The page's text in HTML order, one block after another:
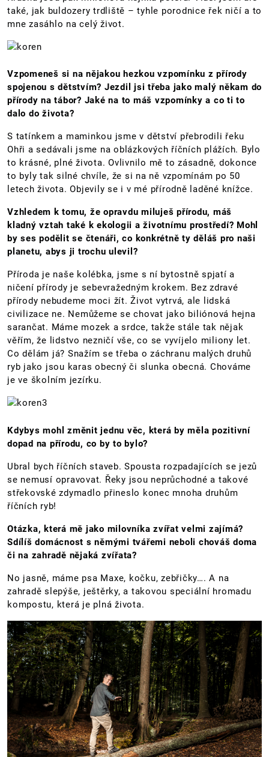
také, jak buldozery trdliště – tyhle porodnice řek ničí a to
mne zasáhlo na celý život.
Vzpomeneš si na nějakou hezkou vzpomínku z přírody
spojenou s dětstvím? Jezdil jsi třeba jako malý někam do
přírody na tábor? Jaké na to máš vzpomínky a co ti to
dalo do života?
S tatínkem a maminkou jsme v dětství přebrodili řeku
Ohři a sedávali jsme na oblázkových říčních plážích. Bylo
to krásné, plné života. Ovlivnilo mě to zásadně, dokonce
to byly tak silné chvíle, že si na ně vzpomínám po 50
letech života. Objevily se i v mé přírodně laděné knížce.
Vzhledem k tomu, že opravdu miluješ přírodu, máš
kladný vztah také k ekologii a životnímu prostředí? Mohl
by ses podělit se čtenáři, co konkrétně ty děláš pro naši
planetu, abys ji trochu ulevil?
Příroda je naše kolébka, jsme s ní bytostně spjatí a
ničení přírody je sebevražedným krokem. Bez zdravé
přírody nebudeme moci žít. Život vytrvá, ale lidská
civilizace ne. Nemůžeme se chovat jako biliónová hejna
sarančat. Máme mozek a srdce, takže stále tak nějak
věřím, že lidstvo nezničí vše, co se vyvíjelo miliony let.
Co dělám já? Snažím se třeba o záchranu malých druhů
ryb jako jsou karas obecný či slunka obecná. Chováme
je ve školním jezírku.
Kdybys mohl změnit jednu věc, která by měla pozitivní
dopad na přírodu, co by to bylo?
Ubral bych říčních staveb. Spousta rozpadajících se jezů
se nemusí opravovat. Řeky jsou neprůchodné a takové
střekovské zdymadlo přineslo konec mnoha druhům
říčních ryb!
Otázka, která mě jako milovníka zvířat velmi zajímá?
Sdílíš domácnost s němými tvářemi neboli chováš doma
či na zahradě nějaká zvířata?
No jasně, máme psa Maxe, kočku, zebřičky…. A na
zahradě slepýše, ještěrky, a takovou speciální hromadu
kompostu, která je plná života.